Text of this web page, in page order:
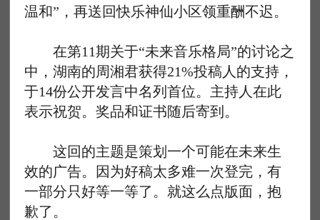
温和”，再送回快乐神仙小区领重酬不迟。
在第11期关于“未来音乐格局”的讨论之
中，湖南的周湘君获得21%投稿人的支持，
于14份公开发言中名列首位。主持人在此
表示祝贺。奖品和证书随后寄到。
这回的主题是策划一个可能在未来生
效的广告。因为好稿太多难一次登完，有
一部分只好等一等了。就这么点版面，抱
歉了。